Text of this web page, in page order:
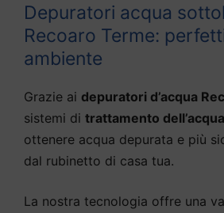
Depuratori acqua
Recoaro Terme:
ambiente
Grazie ai depuratori d’acqua
sistemi di trattamento
ottenere acqua depurata e più
dal rubinetto di casa tua.
La nostra tecnologia offre una